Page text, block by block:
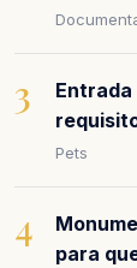
3
Entrada
Pets
4
para